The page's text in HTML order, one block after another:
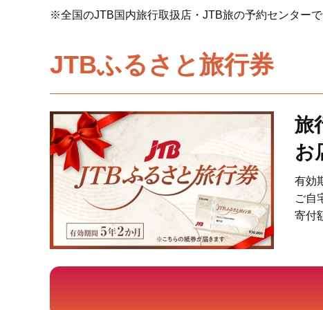
※全国のJTB国内旅行取扱店・JTB旅の予約センターで
JTBふるさと旅行券
旅
お
有効
ご自
寄付